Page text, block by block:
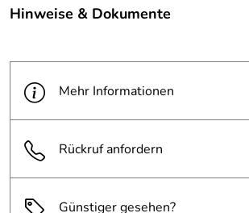
beispielhaft zu
Textbeschreibung.
Modell:
Grundelement
Schließung:
vorgerüstet für
Hinweise & Dokumente
PDF 2 RAL-Farbtöne (1.467kB)
Mehr Informationen
Rückruf anfordern
Günstiger gesehen?